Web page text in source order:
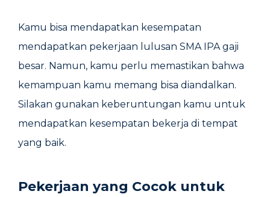
Kamu bisa mendapatkan kesempatan
mendapatkan pekerjaan lulusan SMA IPA gaji
besar. Namun, kamu perlu memastikan bahwa
kemampuan kamu memang bisa diandalkan.
Silakan gunakan keberuntungan kamu untuk
mendapatkan kesempatan bekerja di tempat
yang baik.
Pekerjaan yang Cocok untuk